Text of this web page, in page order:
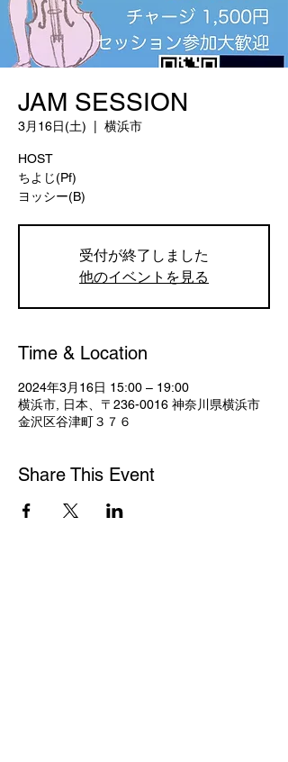
JAM SESSION
3月16日(土) 横浜市
HOST
ちよじ(Pf)
ヨッシー(B)
受付が終了しました
他のイベントを見る
Time & Location
2024年3月16日 15:00 – 19:00
横浜市, 日本、〒236-0016 神奈川県横浜市
金沢区谷津町３７６
Share This Event